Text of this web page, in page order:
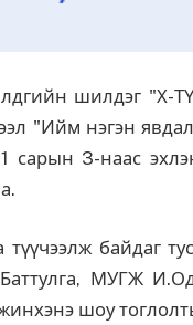
шилдэг "Х-
"Ийм нэгэн
сарын 3-наас
байдаг
МУГЖ
шоу